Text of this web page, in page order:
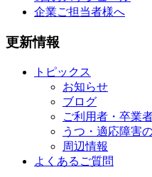
企業ご担当者様へ
更新情報
トピックス
お知らせ
ブログ
ご利用者・卒業
うつ・適応障害
周辺情報
よくあるご質問